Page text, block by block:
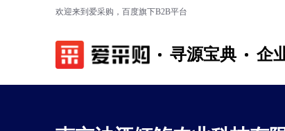
欢迎来到爱采购，百度旗下B2B平台
寻源宝典 企